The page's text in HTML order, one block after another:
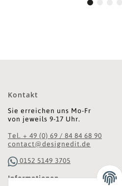
Kontakt
Sie erreichen uns Mo-Fr
von jeweils 9-17 Uhr.
Tel. + 49 (0) 69 / 84 84 68 90
contact@designedit.de
0152 5149 3705
Informationen